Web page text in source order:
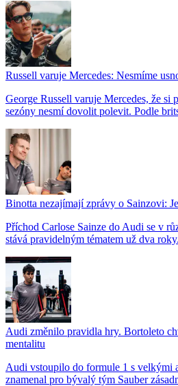
Russell varuje Mercedes: Nesmíme
George Russell varuje Mercedes, že si
sezóny nesmí dovolit polevit. Podle
Binotta nezajímají zprávy o Sainzovi:
Příchod Carlose Sainze do Audi se v
stává pravidelným tématem už dva
Audi změnilo pravidla hry. Bortoleto
mentalitu
Audi vstoupilo do formule 1 s velkými
znamenal pro bývalý tým Sauber